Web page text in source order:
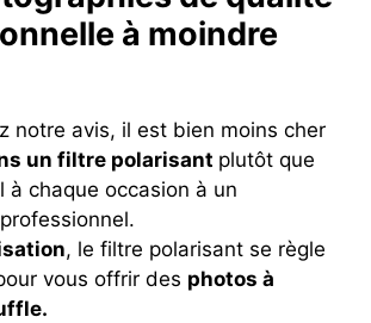
à moindre
notre avis, il est bien moins cher
un filtre polarisant plutôt que
à chaque occasion à un
, le filtre polarisant se règle
vous offrir des photos à